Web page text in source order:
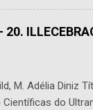
M. Adélia Diniz
do